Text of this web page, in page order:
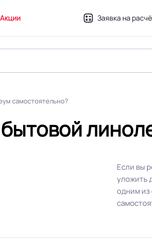
Акции Заявка на
самостоятельно?
Если вы
уложить
одним из